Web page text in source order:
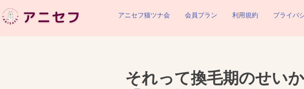
アニセフ猫ツナ会 会員プラン 利用規約 プライバ
それって換毛期のせい